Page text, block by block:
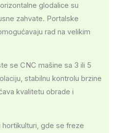
glodalice su
zahvate. Portalske
rad na velikim
se CNC mašine sa 3 ili 5
stabilnu kontrolu brzine
kvalitetu obrade i
hortikulturi, gde se freze